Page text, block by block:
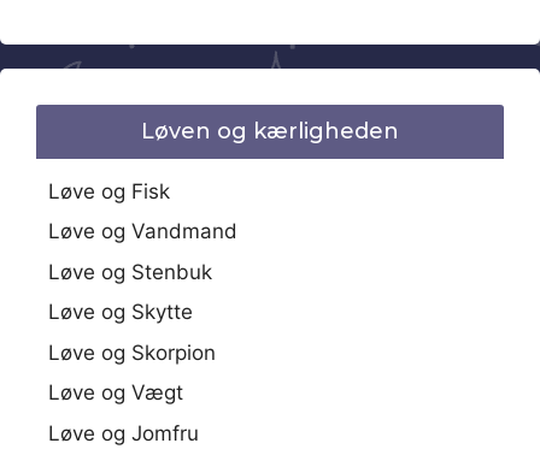
Løven og kærligheden
Løve og Fisk
Løve og Vandmand
Løve og Stenbuk
Løve og Skytte
Løve og Skorpion
Løve og Vægt
Løve og Jomfru